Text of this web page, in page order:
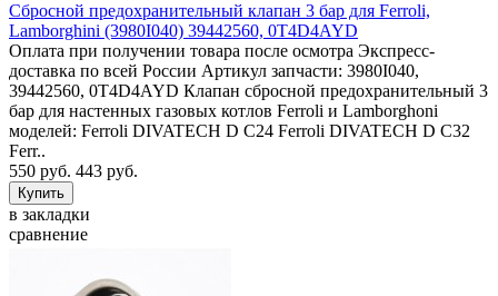
Сбросной предохранительный клапан 3 бар для Ferroli,
Lamborghini (3980I040) 39442560, 0T4D4AYD
Оплата при получении товара после осмотра Экспресс-
доставка по всей России Артикул запчасти: 3980I040,
39442560, 0T4D4AYD Клапан сбросной предохранительный 3
бар для настенных газовых котлов Ferroli и Lamborghoni
моделей: Ferroli DIVATECH D C24 Ferroli DIVATECH D C32
Ferr..
550 руб. 443 руб.
в закладки
сравнение